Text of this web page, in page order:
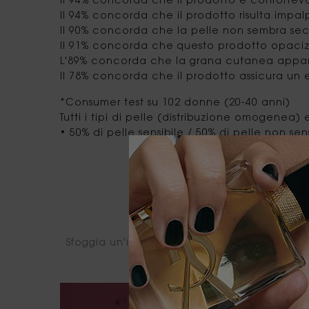
Il 94% concorda che il prodotto risulta
Il 90% concorda che la pelle non sembra
Il 91% concorda che questo prodotto
L'89% concorda che la grana cutanea
Il 78% concorda che il prodotto assicura un
*Consumer test su 102 donne (20-40 anni)
Tutti i tipi di pelle (distribuzione omogenea)
• 50% di pelle sensibile / 50% di pelle non
Sfoggia un'iniezione di colorito intenso